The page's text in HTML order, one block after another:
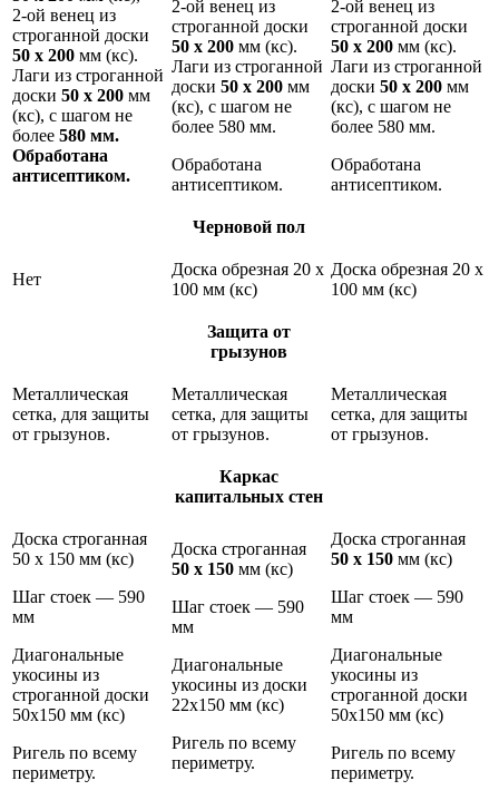
2-ой венец из
строганной доски
50 х 200 мм (кс).
Лаги из строганной
доски 50 х 200 мм
(кс), с шагом не
более 580 мм.
Обработана
антисептиком.
2-ой венец из
строганной доски
50 х 200 мм (кс).
Лаги из строганной
доски 50 х 200 мм
(кс), с шагом не
более 580 мм.
Обработана
антисептиком.
2-ой венец из
строганной доски
50 х 200 мм (кс).
Лаги из строганной
доски 50 х 200 мм
(кс), с шагом не
более 580 мм.
Обработана
антисептиком.
Черновой пол
Нет
Доска обрезная 20 х
100 мм (кс)
Доска обрезная 20 х
100 мм (кс)
Защита от
грызунов
Металлическая
сетка, для защиты
от грызунов.
Металлическая
сетка, для защиты
от грызунов.
Металлическая
сетка, для защиты
от грызунов.
Каркас
капитальных стен
Доска строганная
50 х 150 мм (кс)
Шаг стоек — 590
мм
Диагональные
укосины из
строганной доски
50х150 мм (кс)
Ригель по всему
периметру.
Доска строганная
50 х 150 мм (кс)
Шаг стоек — 590
мм
Диагональные
укосины из доски
22х150 мм (кс)
Ригель по всему
периметру.
Доска строганная
50 х 150 мм (кс)
Шаг стоек — 590
мм
Диагональные
укосины из
строганной доски
50х150 мм (кс)
Ригель по всему
периметру.